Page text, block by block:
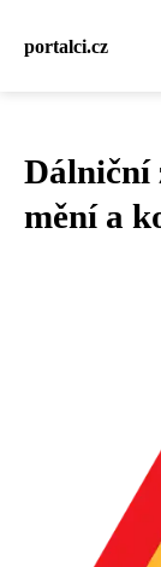
portalci.cz
Dálniční
mění a